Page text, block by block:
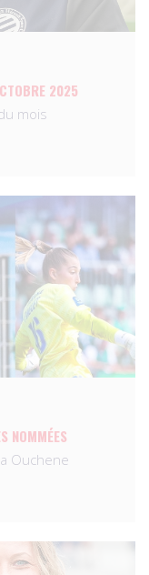
2025
mois
NOMMÉES
Ouchene